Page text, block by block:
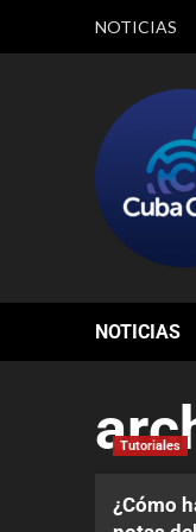
NOTICIAS
NOTICIAS
Tutoriales
¿Cómo